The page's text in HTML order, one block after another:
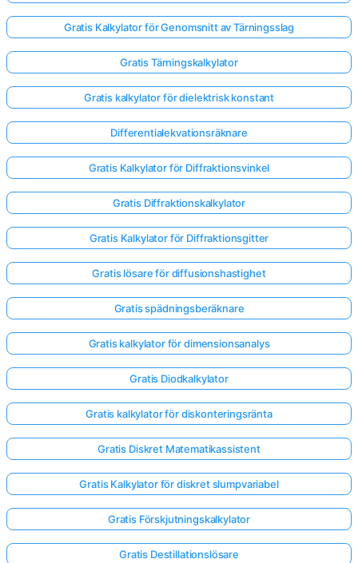
Logga
Gratis Kalkylator för Genomsnitt av Tärningsslag
Gratis Tärningskalkylator
Gratis kalkylator för dielektrisk konstant
Differentialekvationsräknare
Gratis Kalkylator för Diffraktionsvinkel
Gratis Diffraktionskalkylator
Gratis Kalkylator för Diffraktionsgitter
Gratis lösare för diffusionshastighet
Gratis spädningsberäknare
Gratis kalkylator för dimensionsanalys
Gratis Diodkalkylator
Gratis kalkylator för diskonteringsränta
Gratis Diskret Matematikassistent
Gratis Kalkylator för diskret slumpvariabel
Gratis Förskjutningskalkylator
Gratis Destillationslösare